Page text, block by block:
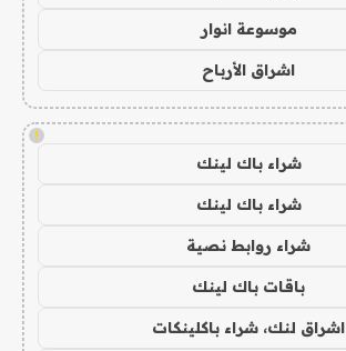
موسوعة انوار
اشراق الأرباح
!
شراء باك لينك
شراء باك لينك
شراء روابط نصية
باقات باك لينك
اشراق لنك، شراء باكلينكات